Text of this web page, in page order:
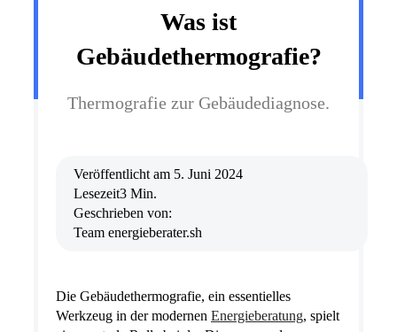
Was ist
Gebäudethermografie?
Thermografie zur Gebäudediagnose.
Veröffentlicht am 5. Juni 2024
Lesezeit3 Min.
Geschrieben von:
Team energieberater.sh
Die Gebäudethermografie, ein essentielles
Werkzeug in der modernen Energieberatung, spielt